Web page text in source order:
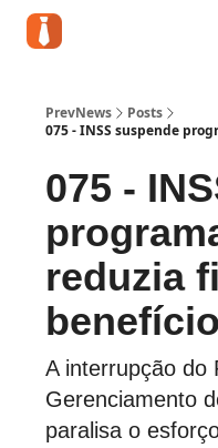
PrevNews
Posts
075 - INSS suspende
075 -
reduzia
A interrupção do
Gerenciamento
paralisa o